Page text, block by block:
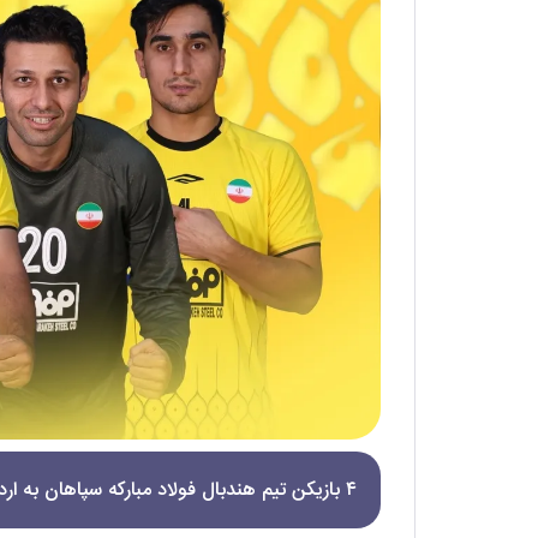
۴ بازیکن تیم هندبال فولاد مبارکه سپاهان به اردوی تیم ملی هندبال دعوت شدند.